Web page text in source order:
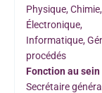
Physique, Chimie,
Électronique,
Informatique,
procédés
Fonction au sein
Secrétaire général